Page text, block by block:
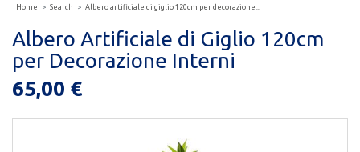
Home Search Albero artificiale di giglio 120cm per decorazione...
Albero Artificiale di Giglio 120cm
per Decorazione Interni
65,00 €